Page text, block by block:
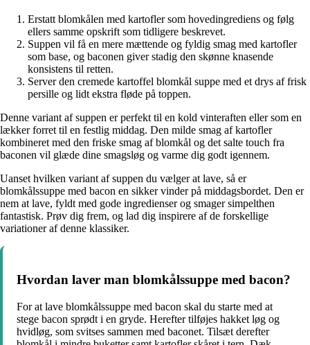
Erstatt blomkålen med kartofler som hovedingrediens og følg
ellers samme opskrift som tidligere beskrevet.
Suppen vil få en mere mættende og fyldig smag med kartofler
som base, og baconen giver stadig den skønne knasende
konsistens til retten.
Server den cremede kartoffel blomkål suppe med et drys af frisk
persille og lidt ekstra fløde på toppen.
Denne variant af suppen er perfekt til en kold vinteraften eller som en
lækker forret til en festlig middag. Den milde smag af kartofler
kombineret med den friske smag af blomkål og det salte touch fra
baconen vil glæde dine smagsløg og varme dig godt igennem.
Uanset hvilken variant af suppen du vælger at lave, så er
blomkålssuppe med bacon en sikker vinder på middagsbordet. Den er
nem at lave, fyldt med gode ingredienser og smager simpelthen
fantastisk. Prøv dig frem, og lad dig inspirere af de forskellige
variationer af denne klassiker.
Hvordan laver man blomkålssuppe med bacon?
For at lave blomkålssuppe med bacon skal du starte med at
stege bacon sprødt i en gryde. Herefter tilføjes hakket løg og
hvidløg, som svitses sammen med baconet. Tilsæt derefter